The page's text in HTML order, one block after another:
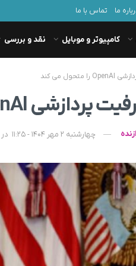
ما تماس با ما
کامپیوتر و موبایل نقد و بررسی
چهارشنبه 2 مهر 1404 - 11:25 در